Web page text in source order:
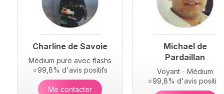
Charline de Savoie
Médium pure avec flashs
⭐99,8% d'avis positifs
Me contacter
Michael de
Pardaillan
Voyant - Médium
⭐99,8% d'avis positifs